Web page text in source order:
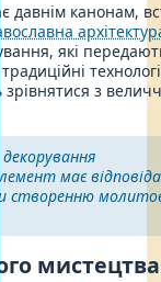
давнім канонам,
які
зрівнятися з
декорування
має
створенню
мистецтва